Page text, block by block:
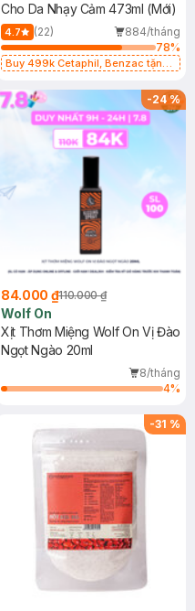
Cho Da Nhạy Cảm 473ml (Mới)
4.7 (22)
884/tháng
78%
Buy 499k Cetaphil, Benzac tặng
hạn)
-24%
84.000 ₫110.000 ₫
Wolf On
Xịt Thơm Miệng Wolf On Vị Đào
Ngọt Ngào 20ml
8/tháng
4%
-31 %